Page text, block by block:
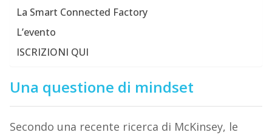
La Smart Connected Factory
L’evento
ISCRIZIONI QUI
Una questione di mindset
Secondo una recente ricerca di McKinsey, le